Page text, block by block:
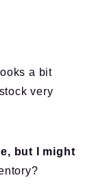
a bit
very
but I might